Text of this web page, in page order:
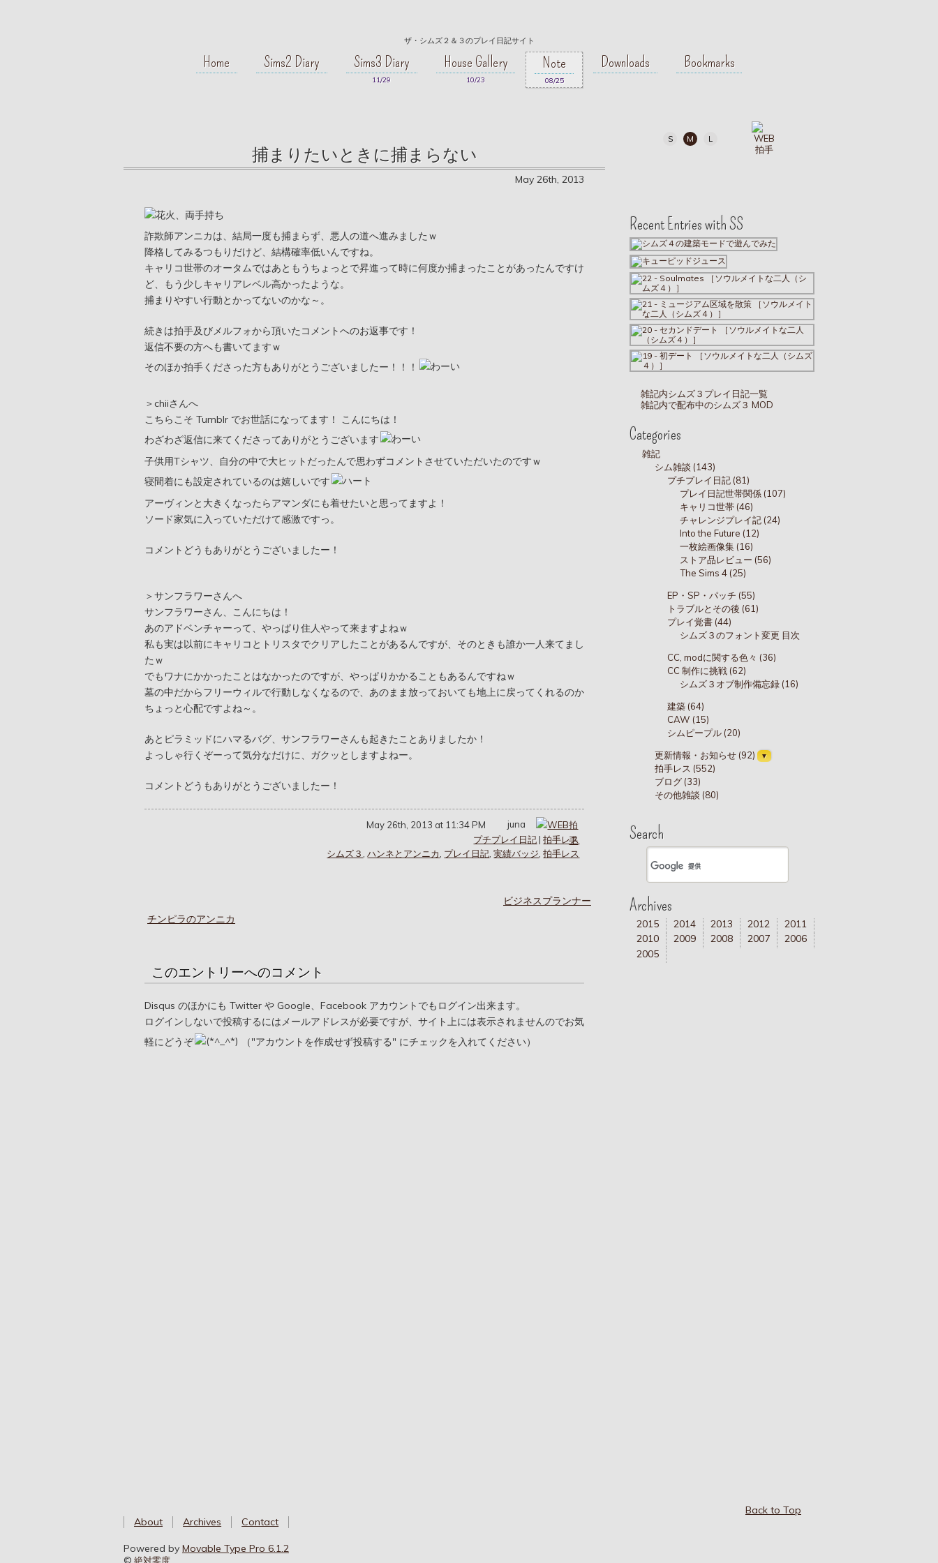
ザ・シムズ２＆３のプレイ日記サイト
Home Sims2 Diary Sims3 Diary
11/29
House Gallery
10/23
Note
08/25
Downloads Bookmarks
捕まりたいときに捕まらない
May 26th, 2013
詐欺師アンニカは、結局一度も捕まらず、悪人の道へ進みましたｗ
降格してみるつもりだけど、結構確率低いんですね。
キャリコ世帯のオータムではあともうちょっとで昇進って時に何度か捕まったことがあったんですけ
ど、もう少しキャリアレベル高かったような。
捕まりやすい行動とかってないのかな～。
続きは拍手及びメルフォから頂いたコメントへのお返事です！
返信不要の方へも書いてますｗ
そのほか拍手くださった方もありがとうございましたー！！！
＞chiiさんへ
こちらこそ Tumblr でお世話になってます！ こんにちは！
わざわざ返信に来てくださってありがとうございます
子供用Tシャツ、自分の中で大ヒットだったんで思わずコメントさせていただいたのですｗ
寝間着にも設定されているのは嬉しいです
アーヴィンと大きくなったらアマンダにも着せたいと思ってますよ！
ソード家気に入っていただけて感激ですっ。
コメントどうもありがとうございましたー！
＞サンフラワーさんへ
サンフラワーさん、こんにちは！
あのアドベンチャーって、やっぱり住人やって来ますよねｗ
私も実は以前にキャリコとトリスタでクリアしたことがあるんですが、そのときも誰か一人来てまし
たｗ
でもワナにかかったことはなかったのですが、やっぱりかかることもあるんですねｗ
墓の中だからフリーウィルで行動しなくなるので、あのまま放っておいても地上に戻ってくれるのか
ちょっと心配ですよね～。
あとピラミッドにハマるバグ、サンフラワーさんも起きたことありましたか！
よっしゃ行くぞーって気分なだけに、ガクッとしますよねー。
コメントどうもありがとうございましたー！
May 26th, 2013 at 11:34 PM
juna
プチプレイ日記 |拍手レス
シムズ３ ,ハンネとアンニカ, プレイ日記,実績バッジ,拍手レス
ビジネスプランナー
チンピラのアンニカ
このエントリーへのコメント
Disqus のほかにも Twitter や Google、Facebook アカウントでもログイン出来ます。
ログインしないで投稿するにはメールアドレスが必要ですが、サイト上には表示されませんのでお気
軽にどうぞ
（"アカウントを作成せず投稿する" にチェックを入れてください）
S M L
Recent Entries with SS
雑記内シムズ３プレイ日記一覧
雑記内で配布中のシムズ３ MOD
Categories
雑記
シム雑談 (143)
プチプレイ日記 (81)
プレイ日記世帯関係 (107)
キャリコ世帯 (46)
チャレンジプレイ記 (24)
Into the Future (12)
一枚絵画像集 (16)
ストア品レビュー (56)
The Sims 4 (25)
EP・SP・パッチ (55)
トラブルとその後 (61)
プレイ覚書 (44)
シムズ３のフォント変更 目次
CC, modに関する色々 (36)
CC 制作に挑戦 (62)
シムズ３オブ制作備忘録 (16)
建築 (64)
CAW (15)
シムピープル (20)
更新情報・お知らせ (92)
拍手レス (552)
ブログ (33)
その他雑談 (80)
Search
Archives
2015 2014 2013 2012
2011
2010
2009 2008 2007
2006
2005
Back to Top
About
Archives Contact
Powered by Movable Type Pro 6.1.2
© 絶対零度